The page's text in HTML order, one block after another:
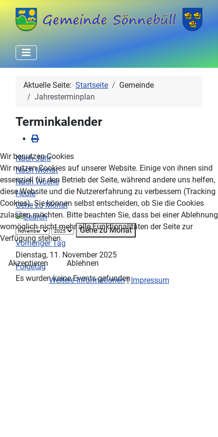
Aktuelle Seite: Startseite
Gemeinde
Jahresterminplan
Terminkalender
Nach Jahr
Nach Monat
Nach Woche
Heute
Gehe zu Monat
Gehe zu Monat
Vorheriger Tag
Dienstag, 11. November 2025
Folgetag
Es wurden keine Events gefunden
Wir benutzen Cookies
Wir nutzen Cookies auf unserer Website. Einige von ihnen sind
essenziell für den Betrieb der Seite, während andere uns helfen,
diese Website und die Nutzererfahrung zu verbessern (Tracking
Cookies). Sie können selbst entscheiden, ob Sie die Cookies
zulassen möchten. Bitte beachten Sie, dass bei einer Ablehnung
womöglich nicht mehr alle Funktionalitäten der Seite zur
Verfügung stehen.
Akzeptieren
Ablehnen
Weitere Informationen|Impressum